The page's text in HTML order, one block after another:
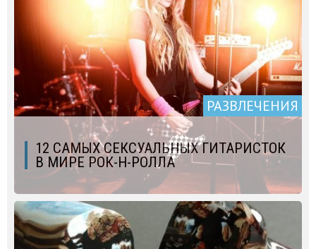
РАЗВЛЕЧЕНИЯ
12 САМЫХ СЕКСУАЛЬНЫХ ГИТАРИСТОК
В МИРЕ РОК-Н-РОЛЛА